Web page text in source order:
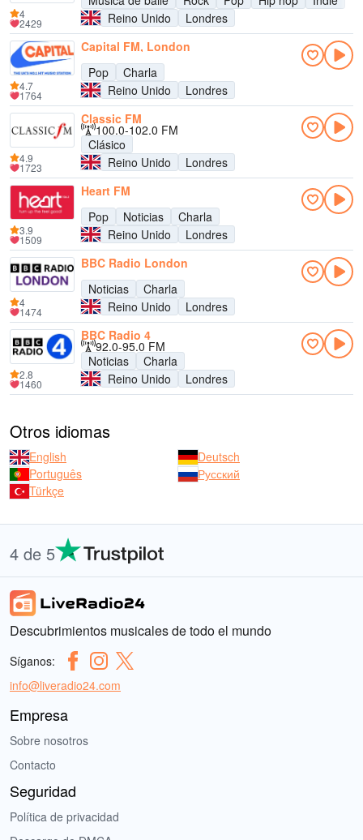
Reino Unido
Londres
4
2429
Capital FM, London
Pop
Charla
Reino Unido
Londres
4.7
1764
Classic FM
100.0-102.0 FM
Clásico
Reino Unido
Londres
4.9
1723
Heart FM
Pop
Noticias
Charla
Reino Unido
Londres
3.9
1509
BBC Radio London
Noticias
Charla
Reino Unido
Londres
4
1474
BBC Radio 4
92.0-95.0 FM
Noticias
Charla
Reino Unido
Londres
2.8
1460
Otros idiomas
English
Deutsch
Português
Русский
Türkçe
4 de 5
Descubrimientos musicales de todo el mundo
Síganos:
info@liveradio24.com
Empresa
Sobre nosotros
Contacto
Seguridad
Política de privacidad